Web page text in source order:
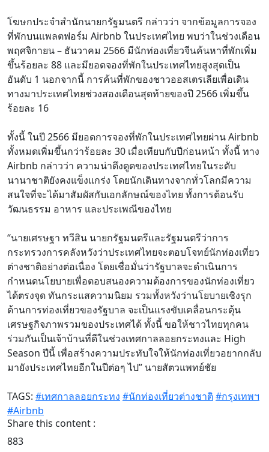
โฆษกประจำสำนักนายกรัฐมนตรี กล่าวว่า จากข้อมูลการจอง
ที่พักบนแพลตฟอร์ม Airbnb ในประเทศไทย พบว่าในช่วงเดือน
พฤศจิกายน – ธันวาคม 2566 มีนักท่องเที่ยวจีนค้นหาที่พักเพิ่ม
ขึ้นร้อยละ 88 และมียอดจองที่พักในประเทศไทยสูงสุดเป็น
อันดับ 1 นอกจากนี้ การค้นที่พักของชาวออสเตรเลียเพื่อเดิน
ทางมาประเทศไทยช่วงสองเดือนสุดท้ายของปี 2566 เพิ่มขึ้น
ร้อยละ 16
ทั้งนี้ ในปี 2566 มียอดการจองที่พักในประเทศไทยผ่าน Airbnb
ทั้งหมดเพิ่มขึ้นกว่าร้อยละ 30 เมื่อเทียบกับปีก่อนหน้า ทั้งนี้ ทาง
Airbnb กล่าวว่า ความน่าดึงดูดของประเทศไทยในระดับ
นานาชาติยังคงแข็งแกร่ง โดยนักเดินทางจากทั่วโลกมีความ
สนใจที่จะได้มาสัมผัสกับเอกลักษณ์ของไทย ทั้งการต้อนรับ
วัฒนธรรม อาหาร และประเพณีของไทย
“นายเศรษฐา ทวีสิน นายกรัฐมนตรีและรัฐมนตรีว่าการ
กระทรวงการคลังหวังว่าประเทศไทยจะตอบโจทย์นักท่องเที่ยว
ต่างชาติอย่างต่อเนื่อง โดยเชื่อมั่นว่ารัฐบาลจะดำเนินการ
กำหนดนโยบายเพื่อตอบสนองความต้องการของนักท่องเที่ยว
ได้ตรงจุด ทันกระแสความนิยม รวมทั้งหวังว่านโยบายเชิงรุก
ด้านการท่องเที่ยวของรัฐบาล จะเป็นแรงขับเคลื่อนกระตุ้น
เศรษฐกิจภาพรวมของประเทศได้ ทั้งนี้ ขอให้ชาวไทยทุกคน
ร่วมกันเป็นเจ้าบ้านที่ดีในช่วงเทศกาลลอยกระทงและ High
Season ปีนี้ เพื่อสร้างความประทับใจให้นักท่องเที่ยวอยากกลับ
มายังประเทศไทยอีกในปีต่อๆ ไป” นายสัตวแพทย์ชัย
TAGS: #เทศกาลลอยกระทง #นักท่องเที่ยวต่างชาติ#กรุงเทพฯ
#Airbnb
Share this content :
883